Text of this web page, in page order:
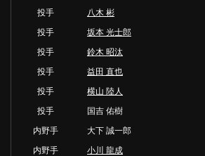
投手
八木 彬
投手
坂本 光士郎
投手
鈴木 昭汰
投手
益田 直也
投手
横山 陸人
投手
国吉 佑樹
内野手
大下 誠一郎
内野手
小川 龍成